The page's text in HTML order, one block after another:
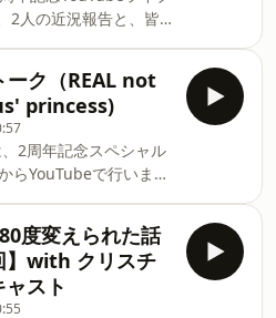
さんの言葉を通して、
ンティティ、そして人
ことを一緒に考えるエ
の混乱で悩む人に向け
【タイムスタン
介｜コンサルのお仕
カウンセリング04:23
避妊してた過去09:27
好きになった？11:05
かった？｜経済的な不
バリキャリと子育
17:19 人に頼る勇気・
頼っていい 21:11 日常
アドバイス26:33 なぜ
2人の近況報告と、皆
します！いつも聴い
皆さん、応援してくだ
、本当にありがとうご
どうぞよろしくお願
んからのコメント、公
お待ちしています！
【ファシリテー
海道在住。17歳から
望のある方々向けに希
歌などで発信。現在で
償悩み相談をチームで
ーク（REAL not
princess)
2周年記念スペシャル
らYouTubeで行いま
リンクからご参加くだ
channel/
not
撮影イベントをしまし
度変えられた話
】with クリスチ
スト